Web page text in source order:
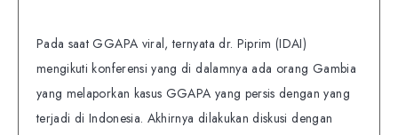
Pada saat GGAPA viral, ternyata dr. Piprim (IDAI)
mengikuti konferensi yang di dalamnya ada orang Gambia
yang melaporkan kasus GGAPA yang persis dengan yang
terjadi di Indonesia. Akhirnya dilakukan diskusi dengan